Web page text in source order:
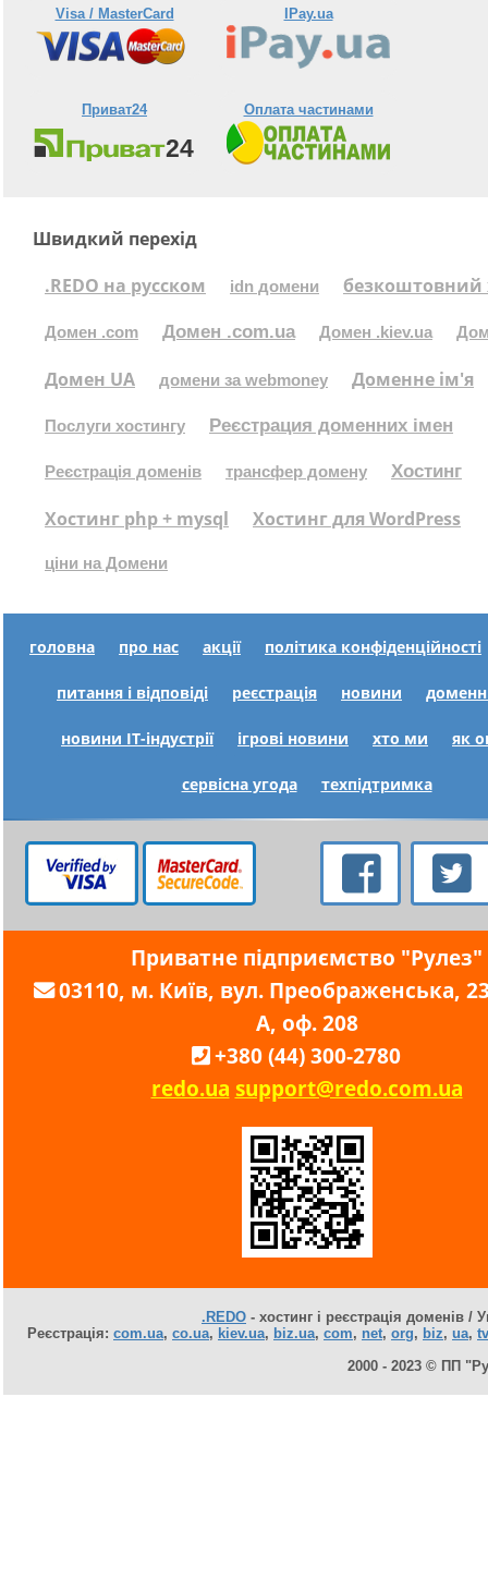
Visa / MasterCard IPay.ua
Приват24 Оплата частинами
Швидкий перехід
.REDO на русском
idn домени безкоштовний
Домен .com Домен .com.ua Домен .kiev.ua
Домен UA домени за webmoney Доменне ім'я
Послуги хостингу Реєстрация доменних імен
Реєстрація доменів трансфер домену Хостинг
Хостинг php + mysql Хостинг для WordPress
ціни на Домени
головна про нас акції політика конфіденційності
питання і відповіді реєстрація новини
новини IT-індустрії ігрові новини хто ми як
сервісна угода техпідтримка
Приватне підприємство "Рулез"
03110, м. Київ, вул. Преображенська,
А, оф. 208
+380 (44) 300-2780
redo.ua support@redo.com.ua
.REDO - хостинг і реєстрація доменів /
Реєстрація: com.ua, co.ua, kiev.ua, biz.ua, com, net, org, biz, ua, tv
2000 - 2023 © ПП